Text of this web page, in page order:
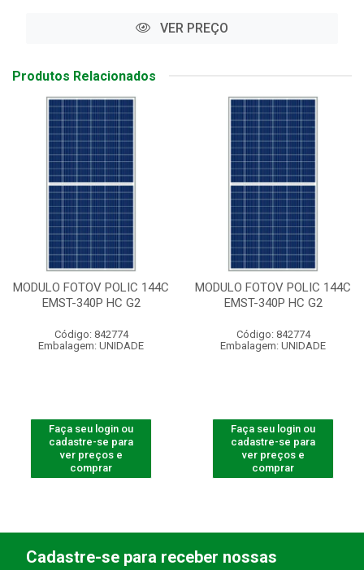
VER PREÇO
Produtos Relacionados
MODULO FOTOV POLIC 144C
EMST-340P HC G2
Código: 842774
Embalagem: UNIDADE
Faça seu login ou
cadastre-se para
ver preços e
comprar
MODULO FOTOV POLIC 144C
EMST-340P HC G2
Código: 842774
Embalagem: UNIDADE
Faça seu login ou
cadastre-se para
ver preços e
comprar
Cadastre-se para receber nossas